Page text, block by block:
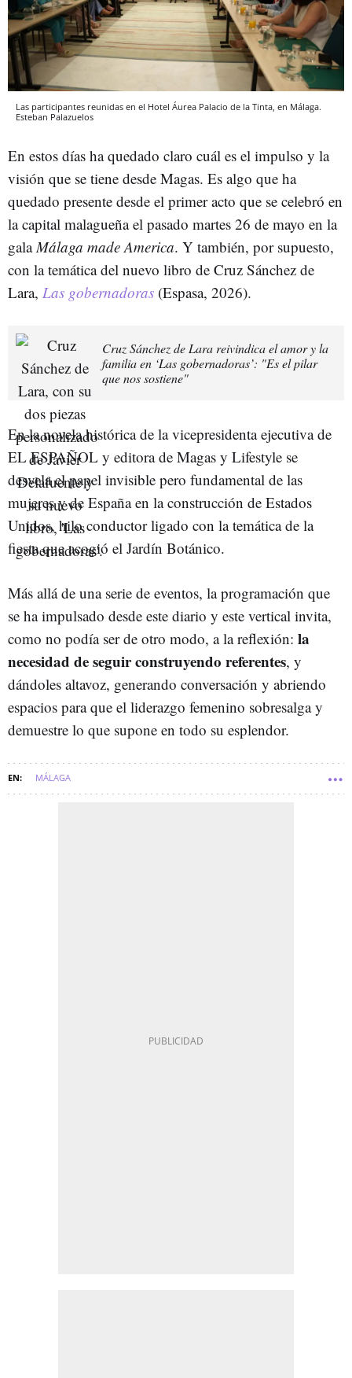
Las participantes reunidas en el Hotel Áurea Palacio de la Tinta, en Málaga.
Esteban Palazuelos
En estos días ha quedado claro cuál es el impulso y la
visión que se tiene desde Magas. Es algo que ha
quedado presente desde el primer acto que se celebró en
la capital malagueña el pasado martes 26 de mayo en la
galaMálaga made America. Y también, por supuesto,
con la temática del nuevo libro de Cruz Sánchez de
Lara, Las gobernadoras (Espasa, 2026).
Cruz Sánchez de Lara reivindica el amor y la
familia en ‘Las gobernadoras’: "Es el pilar
que nos sostiene"
En la novela histórica de la vicepresidenta ejecutiva de
EL ESPAÑOL y editora de Magas y Lifestyle se
desvela el papel invisible pero fundamental de las
mujeres y de España en la construcción de Estados
Unidos, hilo conductor ligado con la temática de la
fiesta que acogió el Jardín Botánico.
Más allá de una serie de eventos, la programación que
se ha impulsado desde este diario y este vertical invita,
como no podía ser de otro modo, a la reflexión: la
necesidad de seguir construyendo referentes, y
dándoles altavoz, generando conversación y abriendo
espacios para que el liderazgo femenino sobresalga y
demuestre lo que supone en todo su esplendor.
MÁLAGA